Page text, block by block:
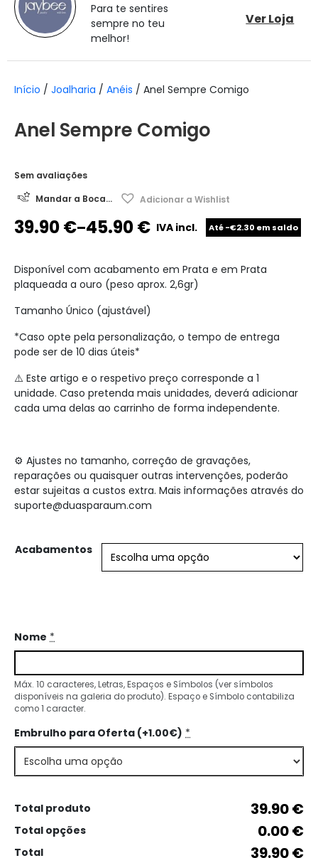
Para te sentires
sempre no teu
melhor!
Ver Loja
Início / Joalharia / Anéis / Anel Sempre Comigo
Anel Sempre Comigo
Sem avaliações
Mandar a Boca...
Adicionar a Wishlist
39.90€–45.90€ IVA incl. Até -€2.30 em saldo
Disponível com acabamento em Prata e em Prata
plaqueada a ouro (peso aprox. 2,6gr)
Tamanho Único (ajustável)
*Caso opte pela personalização, o tempo de entrega
pode ser de 10 dias úteis*
⚠️ Este artigo e o respetivo preço corresponde a 1
unidade. Caso pretenda mais unidades, deverá adicionar
cada uma delas ao carrinho de forma independente.
⚙️ Ajustes no tamanho, correção de gravações,
reparações ou quaisquer outras intervenções, poderão
estar sujeitas a custos extra. Mais informações através do
suporte@duasparaum.com
Acabamentos
Nome *
Máx. 10 caracteres, Letras, Espaços e Símbolos (ver símbolos
disponíveis na galeria do produto). Espaço e Símbolo contabiliza
como 1 caracter.
Embrulho para Oferta (+1.00€) *
Total produto 39.90 €
Total opções 0.00 €
Total 39.90 €